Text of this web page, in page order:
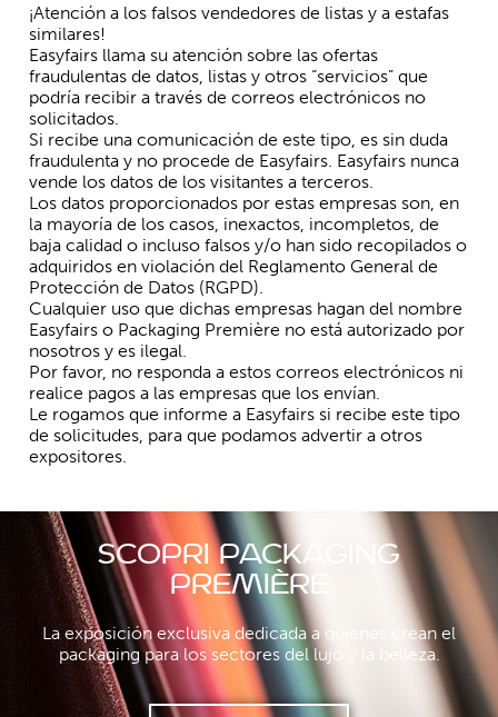
¡Atención a los falsos vendedores de listas y a estafas
similares!
Easyfairs llama su atención sobre las ofertas
fraudulentas de datos, listas y otros “servicios” que
podría recibir a través de correos electrónicos no
solicitados.
Si recibe una comunicación de este tipo, es sin duda
fraudulenta y no procede de Easyfairs. Easyfairs nunca
vende los datos de los visitantes a terceros.
Los datos proporcionados por estas empresas son, en
la mayoría de los casos, inexactos, incompletos, de
baja calidad o incluso falsos y/o han sido recopilados o
adquiridos en violación del Reglamento General de
Protección de Datos (RGPD).
Cualquier uso que dichas empresas hagan del nombre
Easyfairs o Packaging Première no está autorizado por
nosotros y es ilegal.
Por favor, no responda a estos correos electrónicos ni
realice pagos a las empresas que los envían.
Le rogamos que informe a Easyfairs si recibe este tipo
de solicitudes, para que podamos advertir a otros
expositores.
SCOPRI PACKAGING
PREMIèRE
La exposición exclusiva dedicada a quienes crean el
packaging para los sectores del lujo y la belleza.